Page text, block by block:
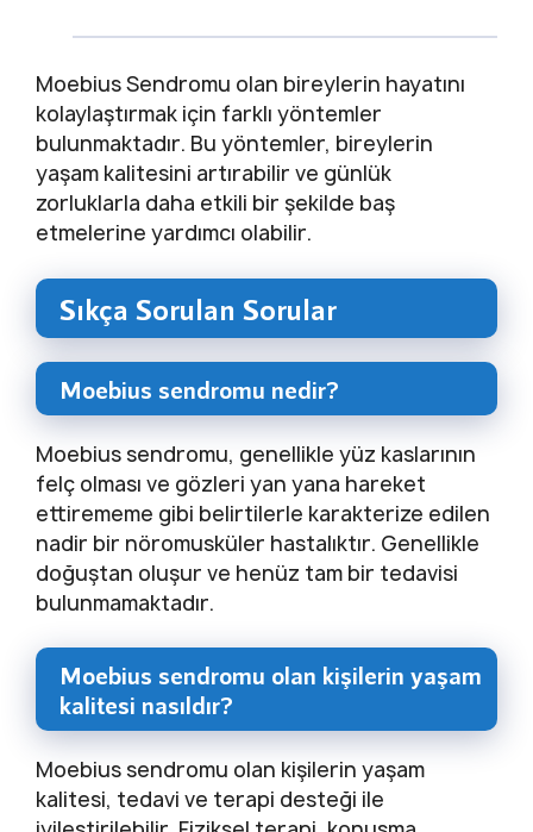
Moebius Sendromu olan bireylerin hayatını
kolaylaştırmak için farklı yöntemler
bulunmaktadır. Bu yöntemler, bireylerin
yaşam kalitesini artırabilir ve günlük
zorluklarla daha etkili bir şekilde baş
etmelerine yardımcı olabilir.
Sıkça Sorulan Sorular
Moebius sendromu nedir?
Moebius sendromu, genellikle yüz kaslarının
felç olması ve gözleri yan yana hareket
ettirememe gibi belirtilerle karakterize edilen
nadir bir nöromusküler hastalıktır. Genellikle
doğuştan oluşur ve henüz tam bir tedavisi
bulunmamaktadır.
Moebius sendromu olan kişilerin yaşam
kalitesi nasıldır?
Moebius sendromu olan kişilerin yaşam
kalitesi, tedavi ve terapi desteği ile